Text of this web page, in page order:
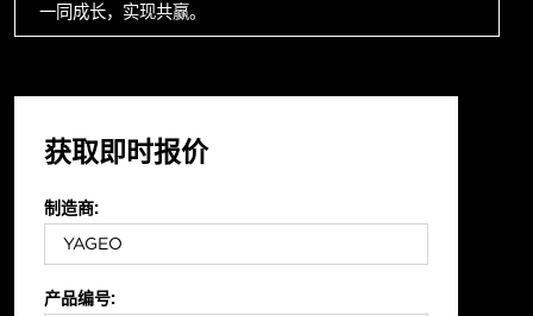
一同成长，实现共赢。
获取即时报价
制造商:
产品编号: